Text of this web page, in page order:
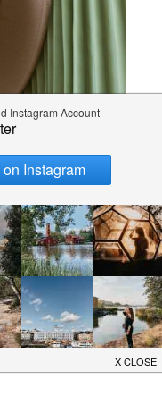
est enim pretium
Duis bibendum eros
mauris nisl,
ac diam.
eros efficitur at. Nulla
dolor consectetur
nec mattis
leo metus nec
dictum libero et
et eleifend purus.
lobortis. Fusce iaculis